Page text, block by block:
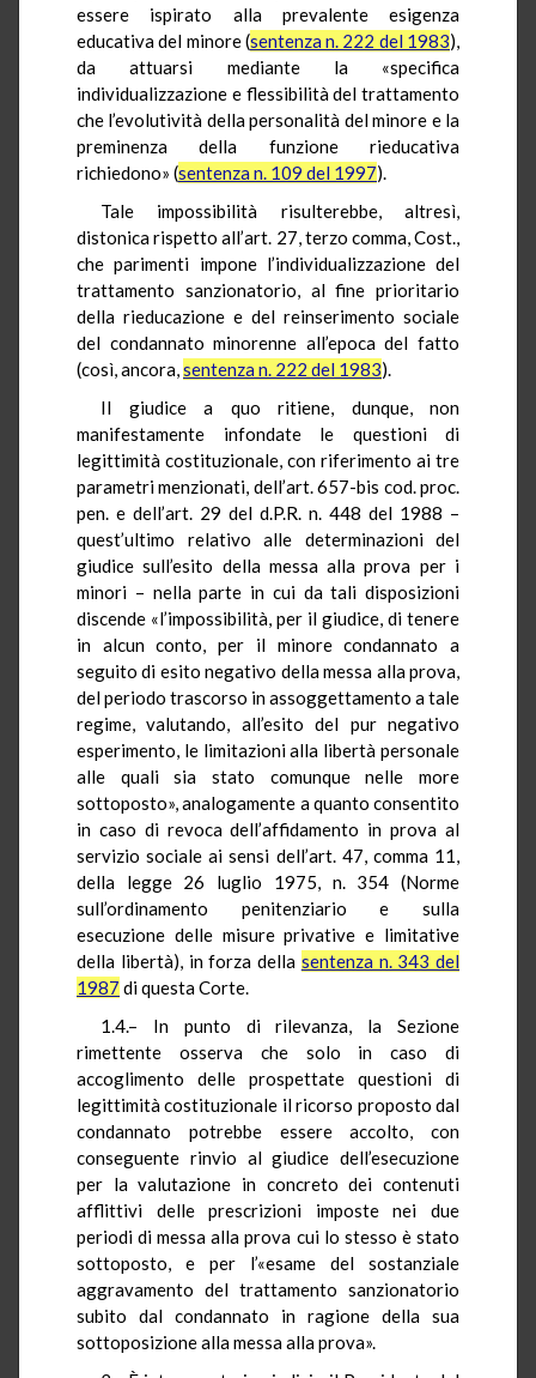
essere ispirato alla prevalente esigenza
educativa del minore (sentenza n. 222 del 1983),
da attuarsi mediante la «specifica
individualizzazione e flessibilità del trattamento
che l’evolutività della personalità del minore e la
preminenza della funzione rieducativa
richiedono» (sentenza n. 109 del 1997).
Tale impossibilità risulterebbe, altresì,
distonica rispetto all’art. 27, terzo comma, Cost.,
che parimenti impone l’individualizzazione del
trattamento sanzionatorio, al fine prioritario
della rieducazione e del reinserimento sociale
del condannato minorenne all’epoca del fatto
(così, ancora,sentenza n. 222 del 1983).
Il giudice a quo ritiene, dunque, non
manifestamente infondate le questioni di
legittimità costituzionale, con riferimento ai tre
parametri menzionati, dell’art. 657-bis cod. proc.
pen. e dell’art. 29 del d.P.R. n. 448 del 1988 –
quest’ultimo relativo alle determinazioni del
giudice sull’esito della messa alla prova per i
minori – nella parte in cui da tali disposizioni
discende «l’impossibilità, per il giudice, di tenere
in alcun conto, per il minore condannato a
seguito di esito negativo della messa alla prova,
del periodo trascorso in assoggettamento a tale
regime, valutando, all’esito del pur negativo
esperimento, le limitazioni alla libertà personale
alle quali sia stato comunque nelle more
sottoposto», analogamente a quanto consentito
in caso di revoca dell’affidamento in prova al
servizio sociale ai sensi dell’art. 47, comma 11,
della legge 26 luglio 1975, n. 354 (Norme
sull’ordinamento penitenziario e sulla
esecuzione delle misure privative e limitative
della libertà), in forza della sentenza n. 343 del
1987 di questa Corte.
1.4.– In punto di rilevanza, la Sezione
rimettente osserva che solo in caso di
accoglimento delle prospettate questioni di
legittimità costituzionale il ricorso proposto dal
condannato potrebbe essere accolto, con
conseguente rinvio al giudice dell’esecuzione
per la valutazione in concreto dei contenuti
afflittivi delle prescrizioni imposte nei due
periodi di messa alla prova cui lo stesso è stato
sottoposto, e per l’«esame del sostanziale
aggravamento del trattamento sanzionatorio
subito dal condannato in ragione della sua
sottoposizione alla messa alla prova».